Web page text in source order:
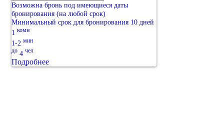
Возможна бронь под имеющиеся даты
бронирования (на любой срок)
Минимальный срок для бронирования 10 дней
1 комн
1-2 мин
до 4 чел
Подробнее